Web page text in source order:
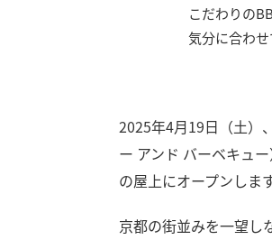
こだわりの
気分に合わ
2025年4月19日（土）
ー アンド バーベキュ
の屋上にオープンします
京都の街並みを一望し